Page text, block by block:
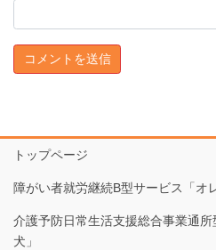
トップページ
障がい者就労継続B型サービス「オ
介護予防日常生活支援総合事業通
犬」